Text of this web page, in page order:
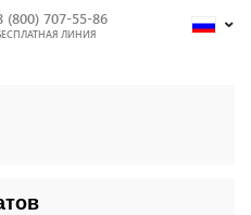
(800) 707-55-86
ЛИНИЯ